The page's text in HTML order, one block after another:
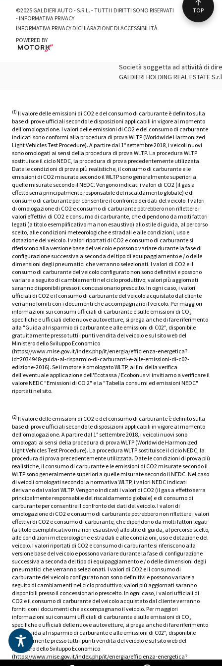
08:00-12:30 / 14:00-17:00
Sabato:
09:00-13:00
Assistenza
Lunedì - Venerdì:
Vendita
Lunedì - Venerdì:
09:00-13:00 / 15:00-19:30
Sabato:
09:00-13:00
©2025 GALDIERI AUTO - S.R.L. - TUTTI I DIRITTI SONO RISERVATI
- INFORMATIVA PRIVACY
INFORMATIVA PRIVACY DICHIARAZIONE DI ACCESSIBILITÀ
POWERED BY
TOP
Società soggetta ad attività di
GALDIERI HOLDING REAL ESTATE
(1) Il valore delle emissioni di CO2 e del consumo di carburante è definito sulla
base di prove ufficiali secondo le disposizioni applicabili in vigore al momento
dell'omologazione. I valori delle emissioni di CO2 e del consumo di carburante
indicati sono conformi alla procedura di prova WLTP (Worldwide Harmonized
Light Vehicles Test Procedure). A partire dal 1° settembre 2018, i veicoli nuovi
sono omologati ai sensi della procedura di prova WLTP. La procedura WLTP
sostituisce il ciclo NEDC, la procedura di prova precedentemente utilizzata.
Date le condizioni di prova più realistiche, il consumo di carburante e le
emissioni di CO2 misurate secondo il WLTP sono generalmente superiori a
quelle misurate secondo il NEDC. Vengono indicati i valori di CO2 (il gas a
effetto serra principalmente responsabile del riscaldamento globale) e di
consumo di carburante per consentire il confronto dei dati del veicolo. I valori
di omologazione di CO2 e consumo di carburante potrebbero non riflettere i
valori effettivi di CO2 e consumo di carburante, che dipendono da molti fattori
legati (a titolo esemplificativo ma non esaustivo) allo stile di guida, al percorso
scelto, alle condizioni meteorologiche e stradali e alle condizioni, uso e
dotazione del veicolo. I valori riportati di CO2 e consumo di carburante si
riferiscono alla versione base del veicolo e possono variare durante la fase di
configurazione successiva a seconda del tipo di equipaggiamento e / o delle
dimensioni degli pneumatici che verranno selezionati. I valori di CO2 e il
consumo di carburante del veicolo configurato non sono definitivi e possono
variare a seguito di cambiamenti nel ciclo produttivo; valori più aggiornati
saranno disponibili presso il concessionario prescelto. In ogni caso, i valori
ufficiali di CO2 e il consumo di carburante del veicolo acquistato dal cliente
verranno forniti con i documenti che accompagnano il veicolo. Per maggiori
informazioni sui consumi ufficiali di carburante e sulle emissioni di CO₂
specifiche e ufficiali delle nuove autovetture, si prega anche di fare riferimento
alla "Guida al risparmio di carburante e alle emissioni di C02", disponibile
gratuitamente presso tutti i punti vendita del veicolo e sul sito web del
Ministero dello Sviluppo Economico
(https://www.mise.gov.it/index.php/it/energia/efficienza-energetica?
id=2034948-guida-al-risparmio-di-carburanti-e-alle-emissioni-di-c02-
edizione-2016). Se il motore è omologato WLTP, ai fini della verifica
dell'eventuale applicazione dell'Ecotassa / Ecobonus vi invitiamo a verificare il
valore NEDC "Emissioni di CO 2" e la "Tabella consumi ed emissioni NEDC"
riportati nel sito.
(2) Il valore delle emissioni di CO2 e del consumo di carburante è definito sulla
base di prove ufficiali secondo le disposizioni applicabili in vigore al momento
dell'omologazione. A partire dal 1° settembre 2018, i veicoli nuovi sono
omologati ai sensi della procedura di prova WLTP (Worldwide Harmonized
Light Vehicles Test Procedure). La procedura WLTP sostituisce il ciclo NEDC, la
procedura di prova precedentemente utilizzata. Date le condizioni di prova più
realistiche, il consumo di carburante e le emissioni di CO2 misurate secondo il
WLTP sono generalmente superiori a quelle misurate secondo il NEDC. Nel caso
di veicoli omologati secondo la normativa WLTP, i valori NEDC indicati
derivano dai valori WLTP. Vengono indicati i valori di CO2 (il gas a effetto serra
principalmente responsabile del riscaldamento globale) e di consumo di
carburante per consentire il confronto dei dati del veicolo. I valori di
omologazione di CO2 e consumo di carburante potrebbero non riflettere i valori
effettivi di CO2 e consumo di carburante, che dipendono da molti fattori legati
(a titolo esemplificativo ma non esaustivo) allo stile di guida, al percorso scelto,
alle condizioni meteorologiche e stradali e alle condizioni, uso e dotazione del
veicolo. I valori riportati di CO2 e consumo di carburante si riferiscono alla
versione base del veicolo e possono variare durante la fase di configurazione
successiva a seconda del tipo di equipaggiamento e / o delle dimensioni degli
pneumatici che verranno selezionati. I valori di CO2 e il consumo di
carburante del veicolo configurato non sono definitivi e possono variare a
seguito di cambiamenti nel ciclo produttivo; valori più aggiornati saranno
disponibili presso il concessionario prescelto. In ogni caso, i valori ufficiali di
CO2 e il consumo di carburante del veicolo acquistato dal cliente verranno
forniti con i documenti che accompagnano il veicolo. Per maggiori
informazioni sui consumi ufficiali di carburante e sulle emissioni di CO₂
specifiche e ufficiali delle nuove autovetture, si prega anche di fare riferimento
alla "Guida al risparmio di carburante e alle emissioni di C02", disponibile
gratuitamente presso tutti i punti vendita del veicolo e sul sito web del
Ministero dello Sviluppo Economico
(https://www.mise.gov.it/index.php/it/energia/efficienza-energetica?
id=2034948-guida-al-risparmio-di-carburanti-e-alle-emissioni-di-c02-